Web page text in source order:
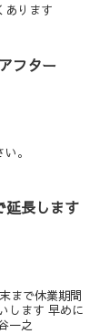
あります
フター
。
延長します
まで休業期間
します 早めに
一之